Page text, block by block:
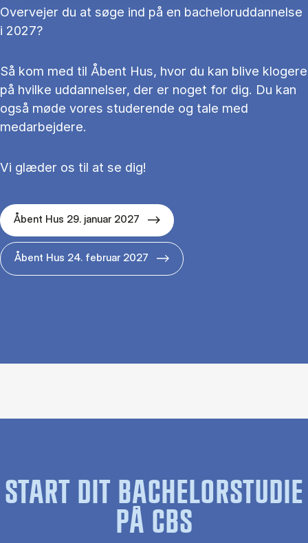
Overvejer du at søge ind på en bacheloruddannelse
i 2027?
Så kom med til Åbent Hus, hvor du kan blive klogere
på hvilke uddannelser, der er noget for dig. Du kan
også møde vores studerende og tale med
medarbejdere.
Vi glæder os til at se dig!
Åbent Hus 29. januar 2027
Åbent Hus 24. februar 2027
START DIT BACHELORSTUDIE
PÅ CBS